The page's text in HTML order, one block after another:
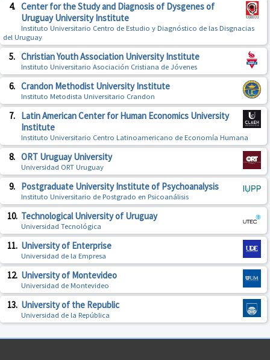
4. Center for the Study and Diagnosis of Dysgenes of
Uruguay University Institute
Instituto Universitario Centro de Estudio y Diagnóstico de las Disgnacias
del Uruguay
5. Christian Youth Association University Institute
Instituto Universitario Asociación Cristiana de Jóvenes
6. Crandon Methodist University Institute
Instituto Metodista Universitario Crandon
7.
Latin American Center for Human Economics University
Institute
Instituto Universitario Centro Latinoamericano de Economía Humana
8. ORT Uruguay University
Universidad ORT Uruguay
9. Postgraduate University Institute of Psychoanalysis
Instituto Universitario de Postgrado en Psicoanálisis
10. Technological University of Uruguay
Universidad Tecnológica
11. University of Enterprise
Universidad de la Empresa
12. University of Montevideo
Universidad de Montevideo
13. University of the Republic
Universidad de la República